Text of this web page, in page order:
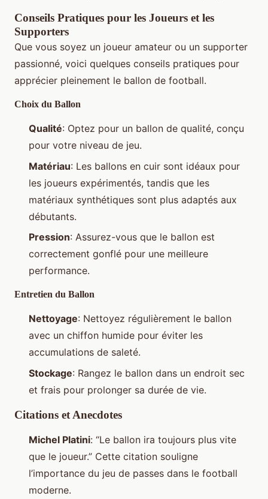
Conseils Pratiques pour les Joueurs et les
Supporters
Que vous soyez un joueur amateur ou un supporter
passionné, voici quelques conseils pratiques pour
apprécier pleinement le ballon de football.
Choix du Ballon
Qualité: Optez pour un ballon de qualité, conçu
pour votre niveau de jeu.
Matériau: Les ballons en cuir sont idéaux pour
les joueurs expérimentés, tandis que les
matériaux synthétiques sont plus adaptés aux
débutants.
Pression: Assurez-vous que le ballon est
correctement gonflé pour une meilleure
performance.
Entretien du Ballon
Nettoyage: Nettoyez régulièrement le ballon
avec un chiffon humide pour éviter les
accumulations de saleté.
Stockage: Rangez le ballon dans un endroit sec
et frais pour prolonger sa durée de vie.
Citations et Anecdotes
Michel Platini: “Le ballon ira toujours plus vite
que le joueur.” Cette citation souligne
l’importance du jeu de passes dans le football
moderne.